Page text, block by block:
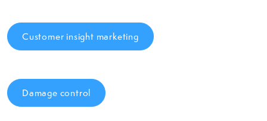
Customer insight marketing
Damage control